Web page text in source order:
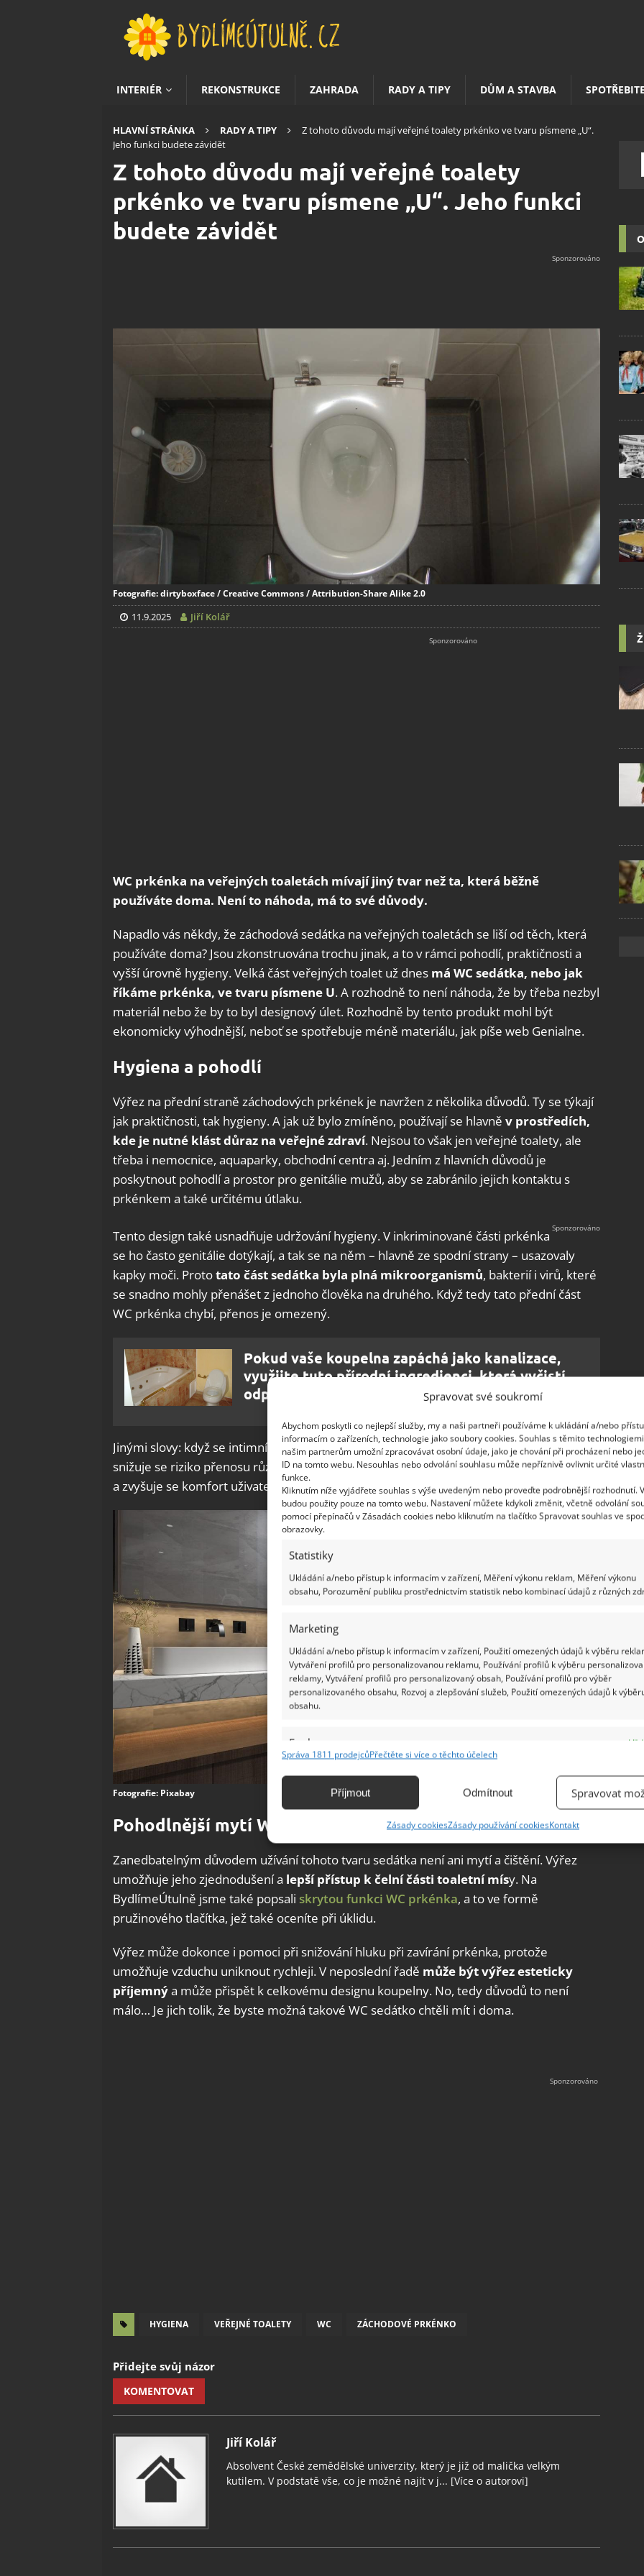
Spravovat své soukromí
Abychom poskytli co nejlepší služby, my a naši partneři používáme k ukládání a/nebo
informacím o zařízeních, technologie jako soubory cookies. Souhlas s těmito
našim partnerům umožní zpracovávat osobní údaje, jako je chování při procházení nebo
ID na tomto webu. Nesouhlas nebo odvolání souhlasu může nepříznivě ovlivnit určité
funkce.
Kliknutím níže vyjádřete souhlas s výše uvedeným nebo proveďte podrobnější rozhodnutí.
budou použity pouze na tomto webu. Nastavení můžete kdykoli změnit, včetně odvolání
pomocí přepínačů v Zásadách cookies nebo kliknutím na tlačítko Spravovat souhlas ve
obrazovky.
Statistiky
Ukládání a/nebo přístup k informacím v zařízení, Měření výkonu reklam, Měření výkonu
obsahu, Porozumění publiku prostřednictvím statistik nebo kombinací údajů z různých
Marketing
Ukládání a/nebo přístup k informacím v zařízení, Použití omezených údajů k výběru
Vytváření profilů pro personalizovanou reklamu, Používání profilů k výběru
reklamy, Vytváření profilů pro personalizovaný obsah, Používání profilů pro výběr
personalizovaného obsahu, Rozvoj a zlepšování služeb, Použití omezených údajů k
obsahu.
Funkce
Identifikace zařízení na základě automaticky přenášených informací.
základě aktivně vyžádaných informací.
Zajištění bezpečnosti, předcházení a zjišťování podvodů a
odstraňování chyb, Poskytování a zobrazování reklamy a obsahu,
Ukládání a sdělování voleb ochrany osobních údajů.
Správa 1811 prodejcůPřečtěte si více o těchto účelech
Příjmout Odmítnout Spravovat
Zásady cookiesZásady používání cookiesKontakt
INTERIÉR REKONSTRUKCE ZAHRADA RADY A TIPY DŮM A STAVBA
HLAVNÍ STRÁNKA RADY A TIPY
Z tohoto důvodu mají veřejné toalety prkénko ve tvaru písmene „U“.
Jeho funkci budete závidět
Z tohoto důvodu mají veřejné toalety
prkénko ve tvaru písmene „U“. Jeho funkci
budete závidět
Fotografie: dirtyboxface / Creative Commons / Attribution-Share Alike 2.0
11.9.2025 Jiří Kolář
WC prkénka na veřejných toaletách mívají jiný tvar než ta, která běžně
používáte doma. Není to náhoda, má to své důvody.
Napadlo vás někdy, že záchodová sedátka na veřejných toaletách se liší od těch, která
používáte doma? Jsou zkonstruována trochu jinak, a to v rámci pohodlí, praktičnosti a
vyšší úrovně hygieny. Velká část veřejných toalet už dnes má WC sedátka, nebo jak
říkáme prkénka, ve tvaru písmene U. A rozhodně to není náhoda, že by třeba nezbyl
materiál nebo že by to byl designový úlet. Rozhodně by tento produkt mohl být
ekonomicky výhodnější, neboť se spotřebuje méně materiálu, jak píše web Genialne.
Hygiena a pohodlí
Výřez na přední straně záchodových prkének je navržen z několika důvodů. Ty se týkají
jak praktičnosti, tak hygieny. A jak už bylo zmíněno, používají se hlavně v prostředích,
kde je nutné klást důraz na veřejné zdraví. Nejsou to však jen veřejné toalety, ale
třeba i nemocnice, aquaparky, obchodní centra aj. Jedním z hlavních důvodů je
poskytnout pohodlí a prostor pro genitálie mužů, aby se zabránilo jejich kontaktu s
prkénkem a také určitému útlaku.
Tento design také usnadňuje udržování hygieny. V inkriminované části prkénka
se ho často genitálie dotýkají, a tak se na něm – hlavně ze spodní strany – usazovaly
kapky moči. Prototato část sedátka byla plná mikroorganismů, bakterií i virů, které
se snadno mohly přenášet z jednoho člověka na druhého. Když tedy tato přední část
WC prkénka chybí, přenos je omezený.
Pokud vaše koupelna zapáchá jako kanalizace,
využijte tuto přírodní ingredienci, která vyčistí
odpad
Jinými slovy: když se intimní partie nedotýkají WC sedátka a nerozstřikuje se na ně moč,
snižuje se riziko přenosu různých choroboplodných zárodků, je zachována vyšší hygiena
a zvyšuje se komfort uživatelů.
Fotografie: Pixabay
Pohodlnější mytí WC mísy
Zanedbatelným důvodem užívání tohoto tvaru sedátka není ani mytí a čištění. Výřez
umožňuje jeho zjednodušení a lepší přístup k čelní části toaletní mísy. Na
BydlímeÚtulně jsme také popsali skrytou funkci WC prkénka, a to ve formě
pružinového tlačítka, jež také oceníte při úklidu.
Výřez může dokonce i pomoci při snižování hluku při zavírání prkénka, protože
umožňuje vzduchu uniknout rychleji. V neposlední řadě může být výřez esteticky
příjemnýa může přispět k celkovému designu koupelny. No, tedy důvodů to není
málo… Je jich tolik, že byste možná takové WC sedátko chtěli mít i doma.
HYGIENA VEŘEJNÉ TOALETY WC ZÁCHODOVÉ PRKÉNKO
Přidejte svůj názor
KOMENTOVAT
Jiří Kolář
Absolvent České zemědělské univerzity, který je již od malička velkým
kutilem. V podstatě vše, co je možné najít v j... [Více o autorovi]